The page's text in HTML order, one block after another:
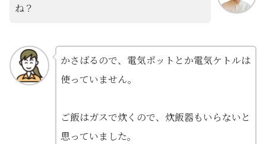
ね？
かさばるので、電気ポットとか電気ケトルは
使っていません。
ご飯はガスで炊くので、炊飯器もいらないと
思っていました。